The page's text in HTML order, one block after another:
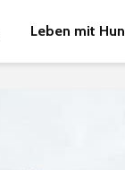
Leben mit